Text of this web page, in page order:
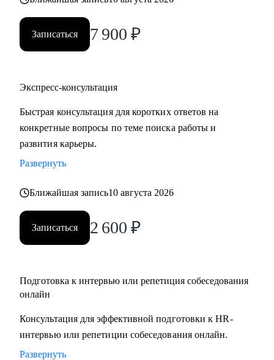
Записаться 7 900 ₽
Экспресс-консультация
Быстрая консультация для коротких ответов на
конкретные вопросы по теме поиска работы и
развития карьеры.
Развернуть
Ближайшая запись10 августа 2026
Записаться 2 600 ₽
Подготовка к интервью или репетиция собеседования
онлайн
Консультация для эффективной подготовки к HR-
интервью или репетиции собеседования онлайн.
Развернуть